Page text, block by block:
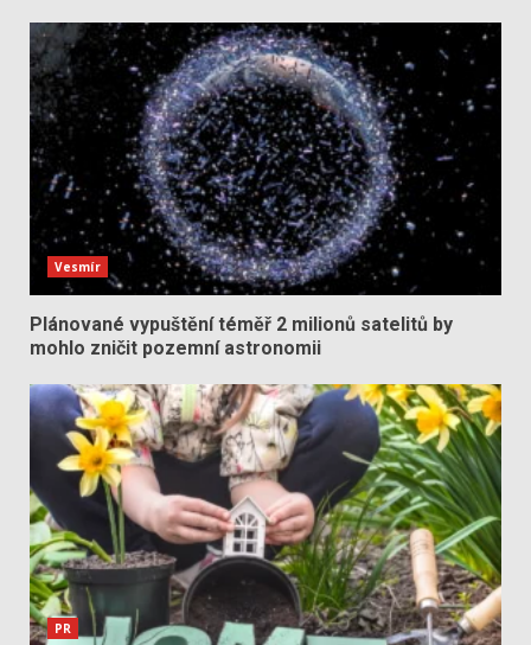
Vesmír
Plánované vypuštění téměř 2 milionů satelitů by
mohlo zničit pozemní astronomii
PR